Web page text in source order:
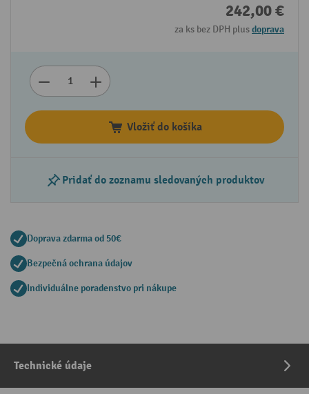
242,00 €
za ks bez DPH plusdoprava
Vložiť do košíka
Pridať do zoznamu sledovaných produktov
Doprava zdarma od 50€
Bezpečná ochrana údajov
Individuálne poradenstvo pri nákupe
Technické údaje